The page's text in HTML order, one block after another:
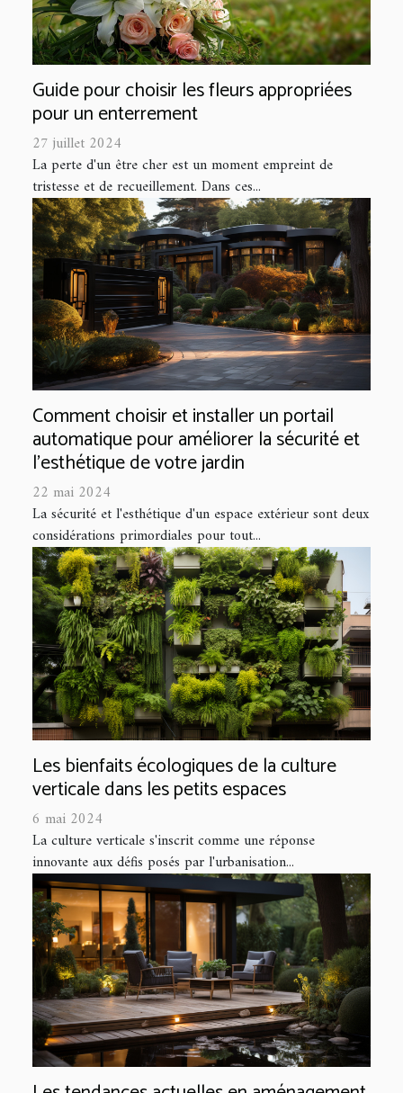
Guide pour choisir les fleurs appropriées
pour un enterrement
27 juillet 2024
La perte d'un être cher est un moment empreint de
tristesse et de recueillement. Dans ces...
Comment choisir et installer un portail
automatique pour améliorer la sécurité et
l'esthétique de votre jardin
22 mai 2024
La sécurité et l'esthétique d'un espace extérieur sont deux
considérations primordiales pour tout...
Les bienfaits écologiques de la culture
verticale dans les petits espaces
6 mai 2024
La culture verticale s'inscrit comme une réponse
innovante aux défis posés par l'urbanisation...